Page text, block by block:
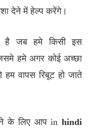
देने में हेल्प करेंगे।
है जब हमे किसी इस
हमे अगर कोई अच्छा
हम वापस रिबूट हो जाते
के लिए आप in hindi